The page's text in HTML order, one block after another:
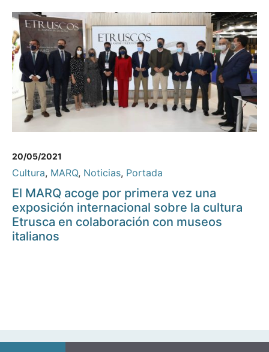
20/05/2021
Cultura, MARQ, Noticias, Portada
El MARQ acoge por primera vez una
exposición internacional sobre la cultura
Etrusca en colaboración con museos
italianos